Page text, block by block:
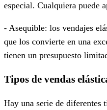
especial. Cualquiera puede
- Asequible: los vendajes
que los convierte en una
tienen un presupuesto
Tipos de vendas
Hay una serie de diferentes